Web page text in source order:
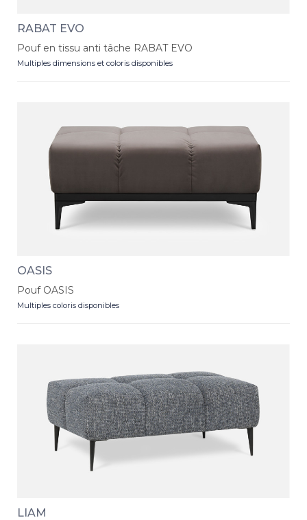
RABAT EVO
Pouf en tissu anti tâche RABAT EVO
Multiples dimensions et coloris disponibles
OASIS
Pouf OASIS
Multiples coloris disponibles
LIAM